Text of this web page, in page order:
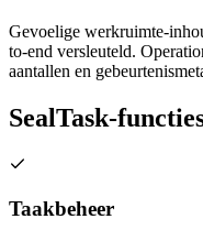
Gevoelige werkruimte-
to-end versleuteld.
aantallen en
SealTask-
Taakbeheer